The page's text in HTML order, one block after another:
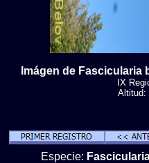
Imágen de Fascicularia
IX
Altitud:
Especie: